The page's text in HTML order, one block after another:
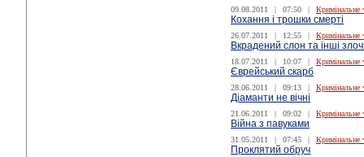
09.08.2011 | 07:50 | Кримінальне
Кохання і трошки смерті
26.07.2011 | 12:55 | Кримінальне
Вкрадений слон та інші
18.07.2011 | 10:07 | Кримінальне
Єврейський скарб
28.06.2011 | 09:13 | Кримінальне
Діаманти не вічні
21.06.2011 | 09:02 | Кримінальне
Війна з павуками
31.05.2011 | 07:45 | Кримінальне
Проклятий обруч